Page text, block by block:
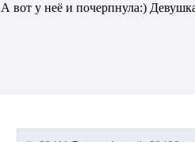
А вот у неё и почерпнула:)